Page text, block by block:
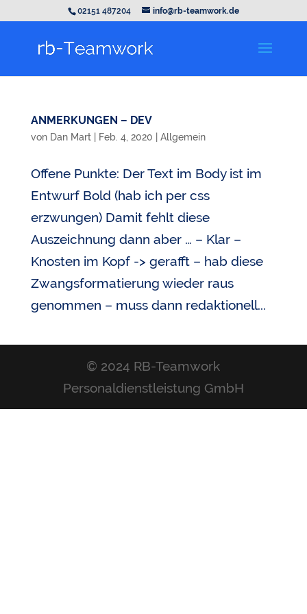
02151 487204 info@rb-teamwork.de
ANMERKUNGEN – DEV
von Dan Mart| Feb. 4, 2020 Allgemein
Offene Punkte: Der Text im Body ist im
Entwurf Bold (hab ich per css
erzwungen) Damit fehlt diese
Auszeichnung dann aber … – Klar –
Knosten im Kopf -> gerafft – hab diese
Zwangsformatierung wieder raus
genommen – muss dann redaktionell...
© 2024 RB-Teamwork
Personaldienstleistung GmbH